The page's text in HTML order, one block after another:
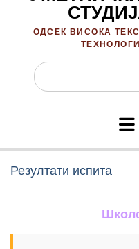
ОДСЕК ВИСОКА
Search
for:
Резултати испита